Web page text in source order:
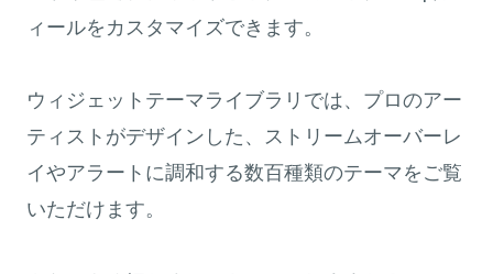
ィールをカスタマイズできます。
ウィジェットテーマライブラリでは、プロのアー
ティストがデザインした、ストリームオーバーレ
イやアラートに調和する数百種類のテーマをご覧
いただけます。